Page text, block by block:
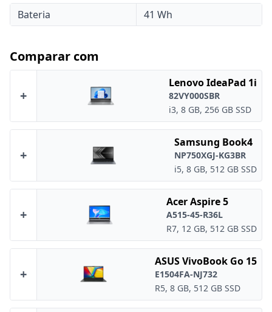
Bateria 41 Wh
Comparar com
+
Lenovo IdeaPad 1i
82VY000SBR
i3, 8 GB, 256 GB SSD
+
Samsung Book4
NP750XGJ-KG3BR
i5, 8 GB, 512 GB SSD
+
Acer Aspire 5
A515-45-R36L
R7, 12 GB, 512 GB SSD
+
ASUS VivoBook Go 15
E1504FA-NJ732
R5, 8 GB, 512 GB SSD